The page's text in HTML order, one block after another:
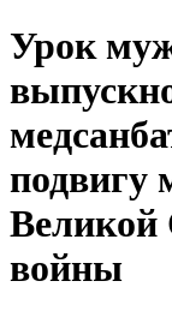
Урок
подвигу
Великой
войны